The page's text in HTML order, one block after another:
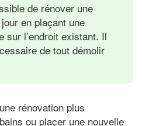
de rénover une
en plaçant une
sur l’endroit existant. Il
de tout démolir
rénovation plus
ou placer une nouvelle